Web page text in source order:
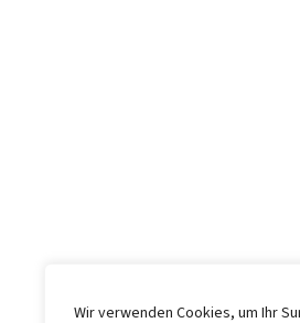
Wir verwenden Cookies, um Ihr